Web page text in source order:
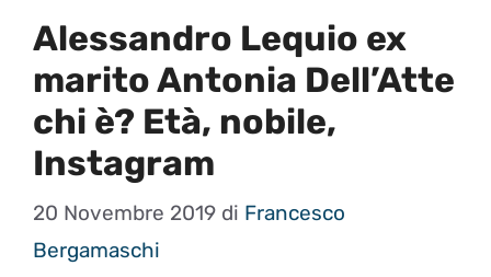
Alessandro Lequio ex
marito Antonia Dell’Atte
chi è? Età, nobile,
Instagram
20 Novembre 2019 di Francesco
Bergamaschi